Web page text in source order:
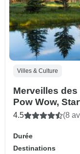
Villes & Culture
Merveilles
Pow Wow,
4.5 (8
Durée
Destinations